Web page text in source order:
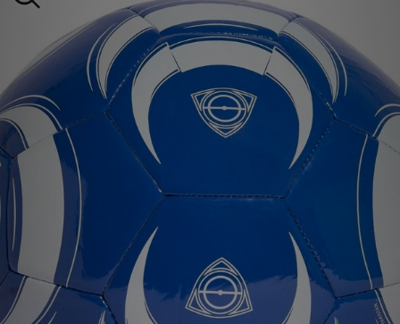
Kinder
Bestsellers
Marken
Fußball
Sport
Lade die APP
Filialfinder
Mein JD